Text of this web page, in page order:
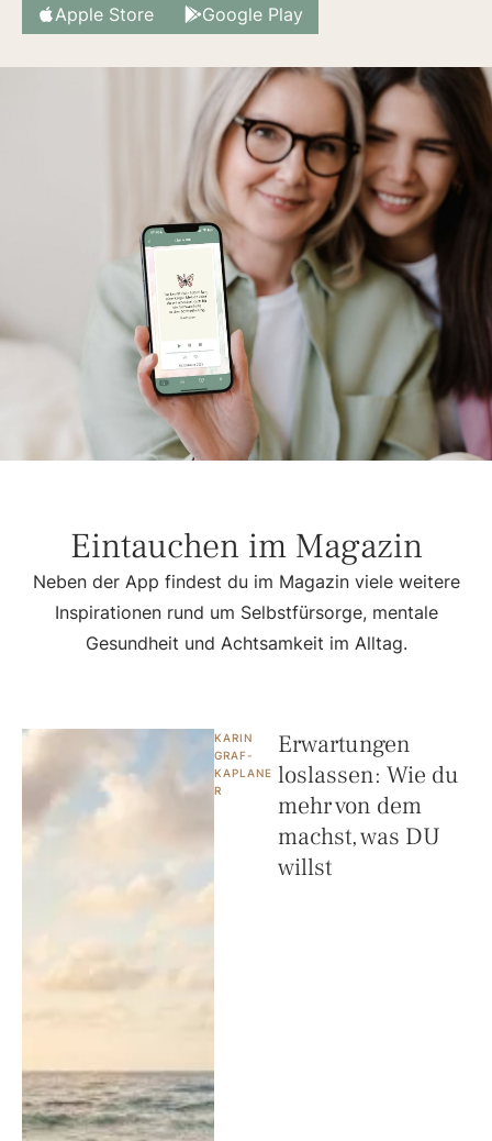
Apple Store Google Play
Eintauchen im Magazin
Neben der App findest du im Magazin viele weitere
Inspirationen rund um Selbstfürsorge, mentale
Gesundheit und Achtsamkeit im Alltag.
KARIN
GRAF-
KAPLANE
R
Erwartungen
loslassen: Wie du
mehr von dem
machst, was DU
willst